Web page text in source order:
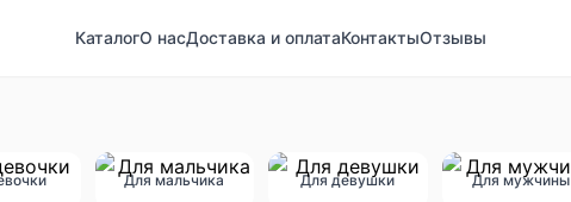
КаталогО насДоставка и оплатаКонтактыОтзывы
Для мальчика Для девушки Для мужчины